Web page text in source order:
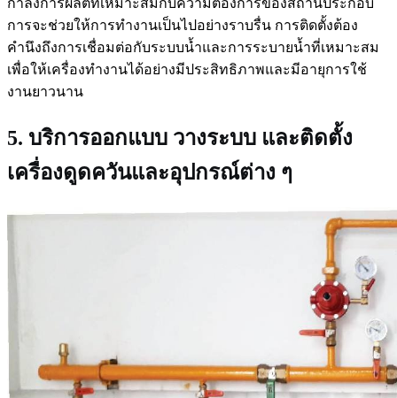
กำลังการผลิตที่เหมาะสมกับความต้องการของสถานประกอบ
การจะช่วยให้การทำงานเป็นไปอย่างราบรื่น การติดตั้งต้อง
คำนึงถึงการเชื่อมต่อกับระบบน้ำและการระบายน้ำที่เหมาะสม
เพื่อให้เครื่องทำงานได้อย่างมีประสิทธิภาพและมีอายุการใช้
งานยาวนาน
5. บริการออกแบบ วางระบบ และติดตั้ง
เครื่องดูดควันและอุปกรณ์ต่าง ๆ